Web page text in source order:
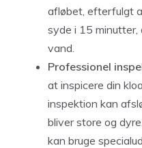
afløbet, efterfulgt
syde i 15
vand.
Professionel
at inspicere din
inspektion kan
bliver store og
kan bruge